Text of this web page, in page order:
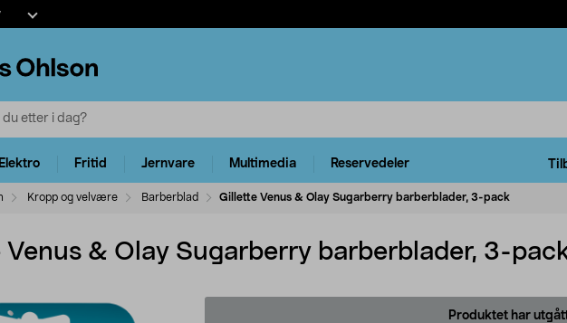
Elektro Fritid Jernvare Multimedia Reservedeler
Kropp og velvære Barberblad Gillette Venus & Olay Sugarberry barberblader, 3-pack
Venus & Olay Sugarberry barberblader, 3-
Produktet har